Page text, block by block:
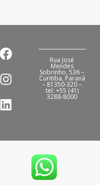
Rua José
Mendes
Sobrinho, 536 –
Curitiba, Paraná
– 81350-320 –
tel: +55 (41)
3288-8000